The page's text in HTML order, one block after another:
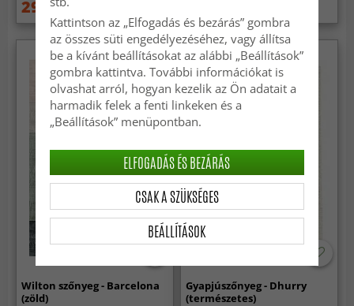
29 939 Ft
Wilton szőnyeg - Barcelona
(zöld)
Gyapjúszőnyeg - Dhurry
(természetes)
Kattintson az „Elfogadás és bezárás” gombra
az összes süti engedélyezéséhez, vagy állítsa
be a kívánt beállításokat az alábbi „Beállítások”
gombra kattintva. További információkat is
olvashat arról, hogyan kezelik az Ön adatait a
harmadik felek a fenti linkeken és a
„Beállítások” menüpontban.
BEÁLLÍTÁSOK
CSAK A SZÜKSÉGES
ELFOGADÁS ÉS BEZÁRÁS